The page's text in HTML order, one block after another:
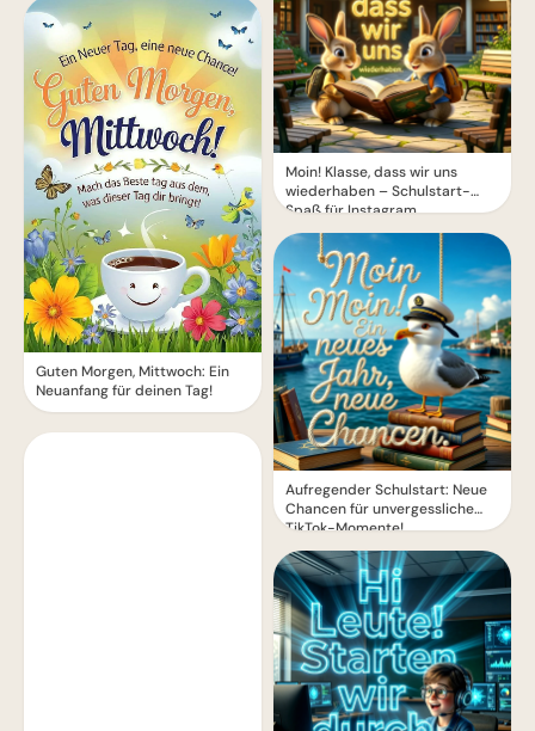
Guten Morgen, Mittwoch: Ein
Neuanfang für deinen Tag!
Moin! Klasse, dass wir uns
wiederhaben – Schulstart-
Spaß für Instagram
Aufregender Schulstart: Neue
Chancen für unvergessliche
TikTok-Momente!